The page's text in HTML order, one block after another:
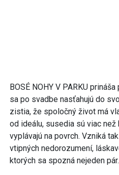
BOSÉ NOHY V PARKU
sa po svadbe nasťahujú do
zistia, že spoločný život má
od ideálu, susedia sú viac
vyplávajú na povrch. Vzniká
vtipných nedorozumení,
ktorých sa spozná nejeden pár.